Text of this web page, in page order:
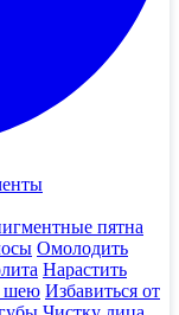
пятна
Омолодить
Нарастить
шею Избавиться от